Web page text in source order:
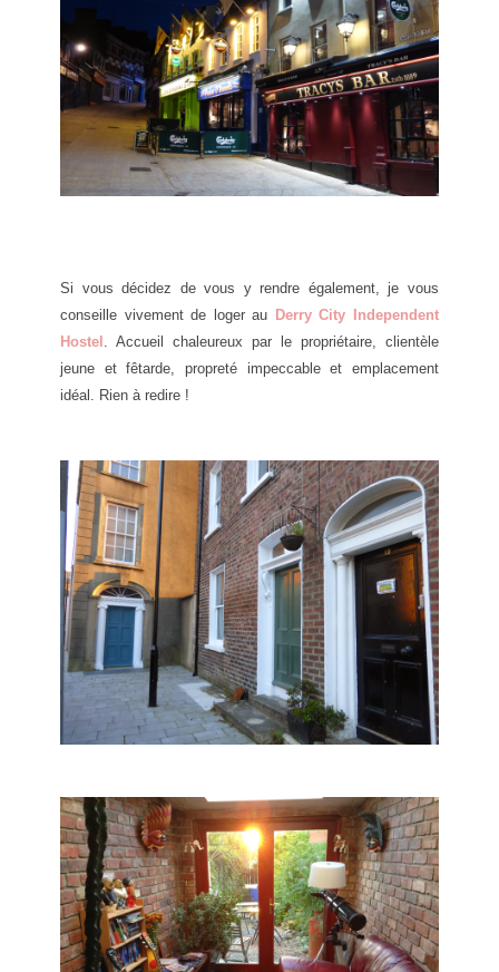
Si vous décidez de vous y rendre également, je vous
conseille vivement de loger au Derry City Independent
Hostel
. Accueil chaleureux par le propriétaire, clientèle
jeune et fêtarde, propreté impeccable et emplacement
idéal. Rien à redire !